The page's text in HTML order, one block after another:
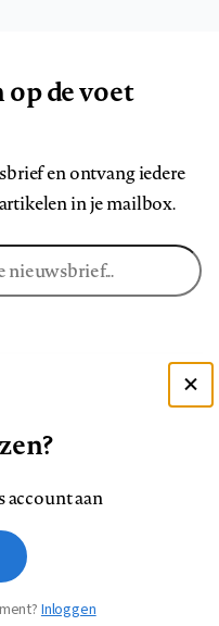
de voet
en ontvang iedere
in je mailbox.
Privacy
verdienen
antwoorden
account aan
Inloggen